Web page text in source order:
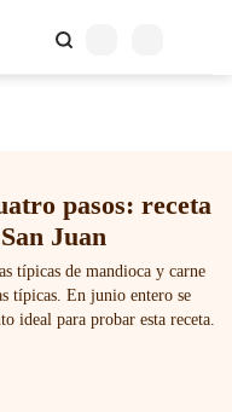
pasos: receta
Juan
típicas de mandioca y carne
típicas. En junio entero se
ideal para probar esta receta.